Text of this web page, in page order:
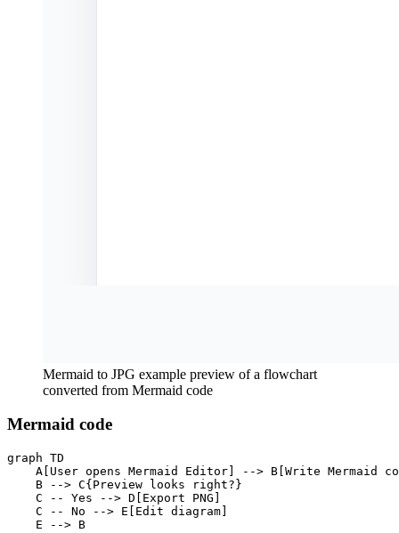
Mermaid to JPG example preview of a flowchart
converted from Mermaid code
Mermaid code
graph TD
A[User opens Mermaid Editor] --> B[Write Mermaid
    B --> C{Preview looks right?}
    C -- Yes --> D[Export PNG]
    C -- No --> E[Edit diagram]
    E --> B